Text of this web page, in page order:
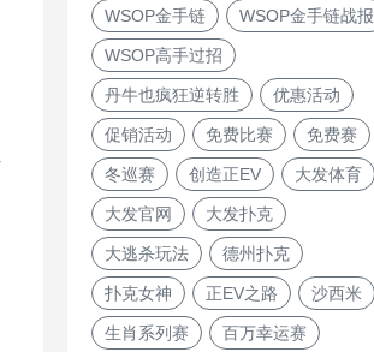
WSOP金手链 WSOP金手链战报
WSOP高手过招
丹牛也疯狂逆转胜 优惠活动
促销活动 免费比赛 免费赛
冬巡赛 创造正EV 大发体育
大发官网 大发扑克
大逃杀玩法 德州扑克
扑克女神 正EV之路 沙西米
生肖系列赛 百万幸运赛